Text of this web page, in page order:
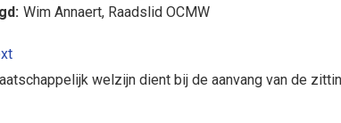
Wim Annaert, Raadslid OCMW
welzijn dient bij de aanvang van de